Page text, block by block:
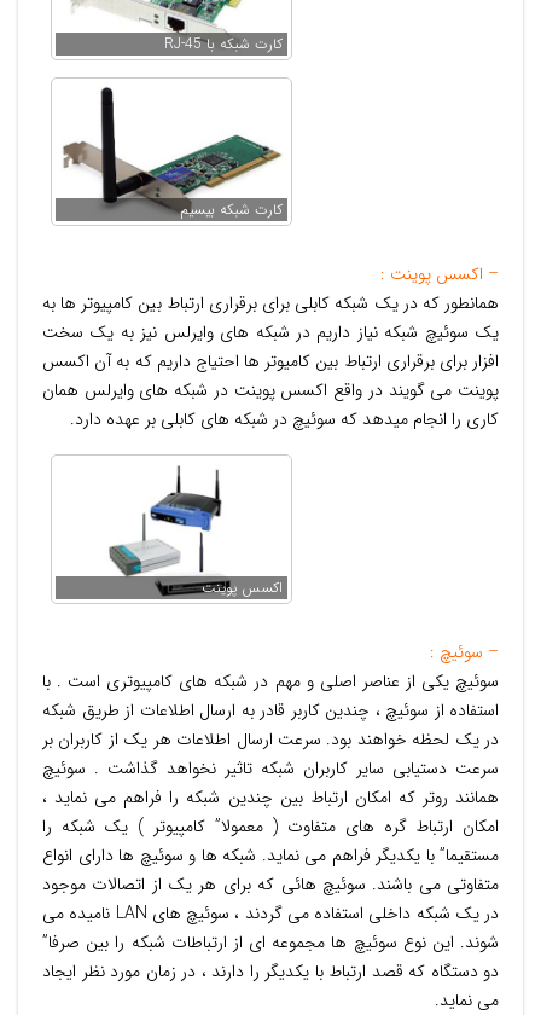
کارت شبکه با RJ-45
کارت شبکه بیسیم
– اکسس پوینت :
همانطور که در یک شبکه کابلی برای برقراری ارتباط بین کامپیوتر ها به
یک سوئیچ شبکه نیاز داریم در شبکه های وایرلس نیز به یک سخت
افزار برای برقراری ارتباط بین کامیوتر ها احتیاج داریم که به آن اکسس
پوینت می گویند در واقع اکسس پوینت در شبکه های وایرلس همان
کاری را انجام میدهد که سوئیچ در شبکه های کابلی بر عهده دارد.
اکسس پوینت
– سوئیچ :
سوئيچ يکی از عناصر اصلی و مهم در شبکه های کامپيوتری است . با
استفاده از سوئيچ ، چندين کاربر قادر به ارسال اطلاعات از طريق شبکه
در يک لحظه خواهند بود. سرعت ارسال اطلاعات هر يک از کاربران بر
سرعت دستيابی ساير کاربران شبکه تاثير نخواهد گذاشت . سوئيچ
همانند روتر که امکان ارتباط بين چندين شبکه را فراهم می نمايد ،
امکان ارتباط گره های متفاوت ( معمولا” کامپيوتر ) يک شبکه را
مستقيما” با يکديگر فراهم می نمايد. شبکه ها و سوئيچ ها دارای انواع
متفاوتی می باشند. سوئيچ هائی که برای هر يک از اتصالات موجود
در يک شبکه داخلی استفاده می گردند ، سوئيچ های LAN ناميده می
شوند. اين نوع سوئيچ ها مجموعه ای از ارتباطات شبکه را بين صرفا”
دو دستگاه که قصد ارتباط با يکديگر را دارند ، در زمان مورد نظر ايجاد
می نمايد.